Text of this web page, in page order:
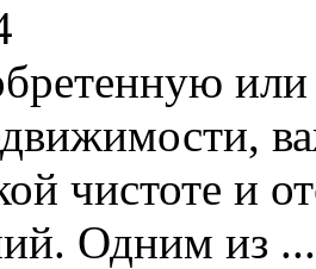
чистоте и
Одним из ...